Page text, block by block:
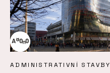
ADMINISTRATIVNÍ STAVBY